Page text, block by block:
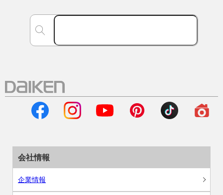
会社情報
企業情報